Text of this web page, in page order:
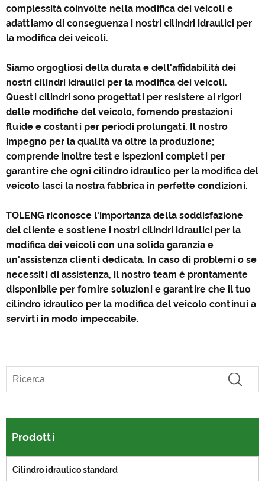
complessità coinvolte nella modifica dei veicoli e
adattiamo di conseguenza i nostri cilindri idraulici per
la modifica dei veicoli.
Siamo orgogliosi della durata e dell'affidabilità dei
nostri cilindri idraulici per la modifica dei veicoli.
Questi cilindri sono progettati per resistere ai rigori
delle modifiche del veicolo, fornendo prestazioni
fluide e costanti per periodi prolungati. Il nostro
impegno per la qualità va oltre la produzione;
comprende inoltre test e ispezioni completi per
garantire che ogni cilindro idraulico per la modifica del
veicolo lasci la nostra fabbrica in perfette condizioni.
TOLENG riconosce l'importanza della soddisfazione
del cliente e sostiene i nostri cilindri idraulici per la
modifica dei veicoli con una solida garanzia e
un'assistenza clienti dedicata. In caso di problemi o se
necessiti di assistenza, il nostro team è prontamente
disponibile per fornire soluzioni e garantire che il tuo
cilindro idraulico per la modifica del veicolo continui a
servirti in modo impeccabile.
Prodotti
Cilindro idraulico standard